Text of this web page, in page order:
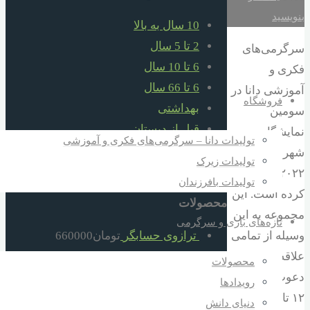
فروشگاه
تولیدات دانا – سرگرمی‌های فکری و آموزشی
تولیدات زیرک
تولیدات بافرزندان
تازه‌های بازی و سرگرمی
محصولات
رویدادها
دنیای دانش
بنویسید
سرگرمی‌های
فکری و
آموزشی دانا در
سومین
نمایشگاه ری –
شهر نوآور –
کرده است. این
مجموعه به این
وسیله از تمامی
علاقه‌مندان
دعوت می‌نماید
۱۲ تا ۱۴ تیرماه
10 سال به بالا
2 تا 5 سال
6 تا 10 سال
6 تا 66 سال
بهداشتی
قبل از دبستان
کمک آموزشی
هدایا برای مدارس مساجد مهدها ارگانها
محصولات
ترازوی حسابگر تومان660000